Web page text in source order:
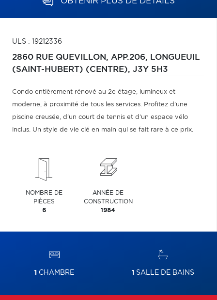
ULS : 19212336
2860 RUE QUEVILLON, APP.206, LONGUEUIL
(SAINT-HUBERT) (CENTRE), J3Y 5H3
Condo entièrement rénové au 2e étage, lumineux et
moderne, à proximité de tous les services. Profitez d'une
piscine creusée, d'un court de tennis et d'un espace vélo
inclus. Un style de vie clé en main qui se fait rare à ce prix.
NOMBRE DE
PIÈCES
6
ANNÉE DE
CONSTRUCTION
1984
1 CHAMBRE 1 SALLE DE BAINS